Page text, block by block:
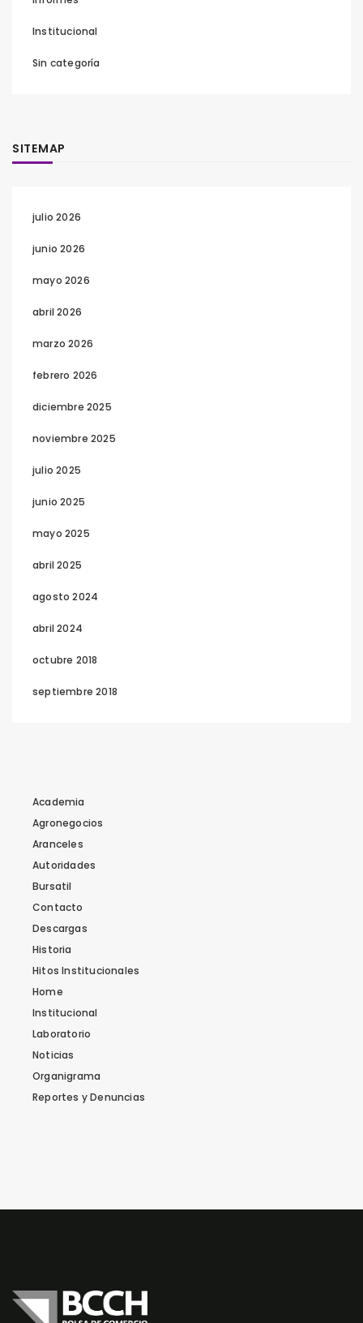
Institucional
Sin categoría
SITEMAP
julio 2026
junio 2026
mayo 2026
abril 2026
marzo 2026
febrero 2026
diciembre 2025
noviembre 2025
julio 2025
junio 2025
mayo 2025
abril 2025
agosto 2024
abril 2024
octubre 2018
septiembre 2018
Academia
Agronegocios
Aranceles
Autoridades
Bursatil
Contacto
Descargas
Historia
Hitos Institucionales
Home
Institucional
Laboratorio
Noticias
Organigrama
Reportes y Denuncias